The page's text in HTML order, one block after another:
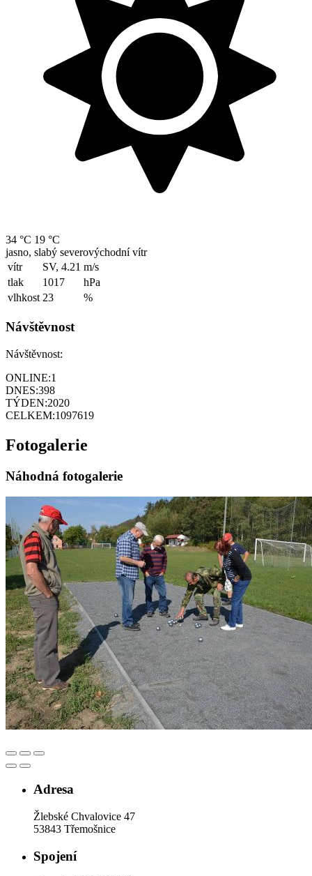
34 °C 19 °C
jasno, slabý severovýchodní vítr
vítr
SV, 4.21 m/s
tlak
1017
hPa
vlhkost 23 %
Návštěvnost
Návštěvnost:
ONLINE:1
DNES:398
TÝDEN:2020
CELKEM:1097619
Fotogalerie
Náhodná fotogalerie
Adresa
Žlebské Chvalovice 47
53843 Třemošnice
Spojení